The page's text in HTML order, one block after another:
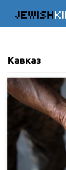
JEWISH
Кавказ